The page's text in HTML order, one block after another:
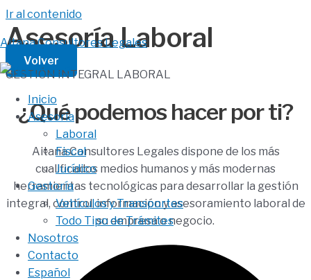
Ir al contenido
Aitana Consultores Legales
Inicio
Asesoría
Laboral
Fiscal
Jurídico
Gestoría
Vehículos y Transportes
Todo Tipo de Trámites
Nosotros
Contacto
Español
Asesoría Laboral
Volver
GESTIÓN INTEGRAL LABORAL
¿Qué podemos hacer por ti?
Aitana Consultores Legales dispone de los más
cualificados medios humanos y más modernas
herramientas tecnológicas para desarrollar la gestión
integral, control, información y asesoramiento laboral de
su empresa o negocio.